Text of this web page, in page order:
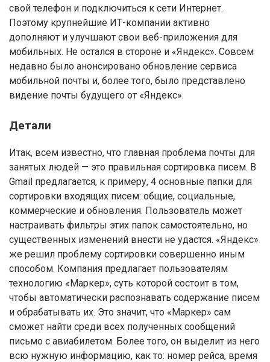
свой телефон и подключиться к сети Интернет.
Поэтому крупнейшие ИТ-компании активно
дополняют и улучшают свои веб-приложения для
мобильных. Не остался в стороне и «Яндекс». Совсем
недавно было анонсировано обновление сервиса
мобильной почты и, более того, было представлено
видение почты будущего от «Яндекс».
Детали
Итак, всем известно, что главная проблема почты для
занятых людей — это правильная сортировка писем. В
Gmail предлагается, к примеру, 4 основные папки для
сортировки входящих писем: общие, социальные,
коммерческие и обновления. Пользователь может
настраивать фильтры этих папок самостоятельно, но
существенных изменений внести не удастся. «Яндекс»
же решил проблему сортировки совершенно иным
способом. Компания предлагает пользователям
технологию «Маркер», суть которой состоит в том,
чтобы автоматически распознавать содержание писем
и обрабатывать их. Это значит, что «Маркер» сам
сможет найти среди всех полученных сообщений
письмо с авиабилетом. Более того, он выделит из него
всю нужную информацию, как то: номер рейса, время